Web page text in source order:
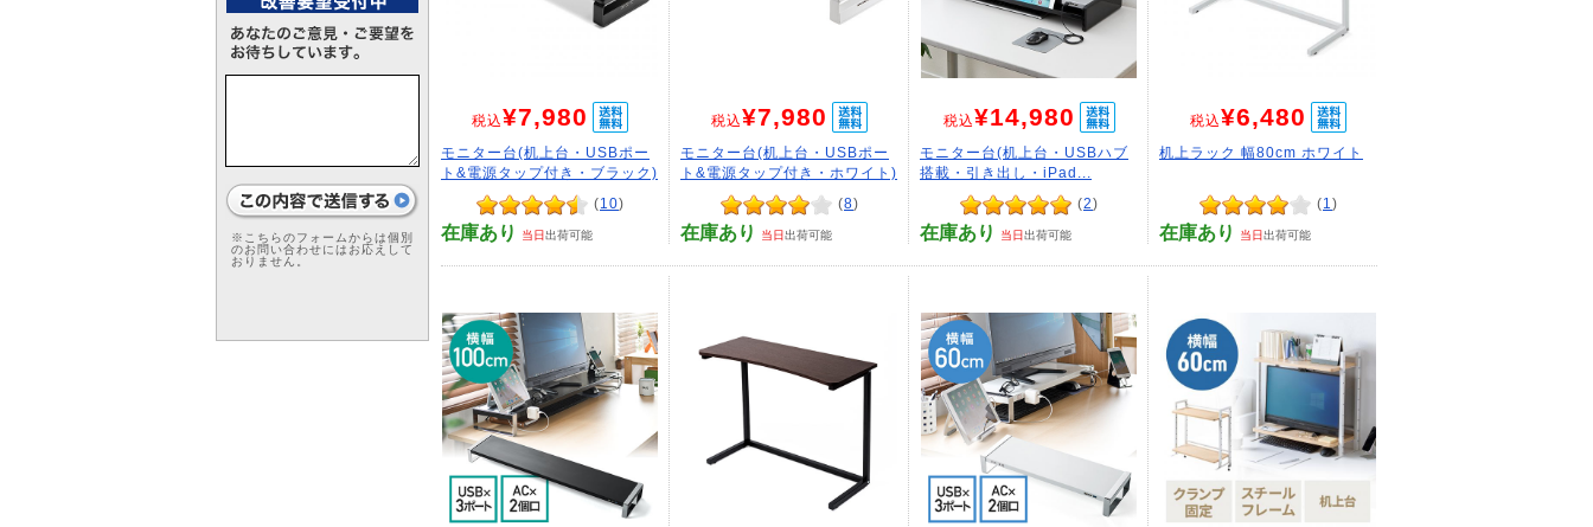
※こちらのフォームからは個別
のお問い合わせにはお応えして
おりません。
税込¥7,980
モニター台(机上台・USBポー
ト&電源タップ付き・ブラック)
(10)
在庫あり 当日出荷可能
税込¥7,980
モニター台(机上台・USBポー
ト&電源タップ付き・ホワイト)
(8)
在庫あり 当日出荷可能
税込¥14,980
モニター台(机上台・USBハブ
搭載・引き出し・iPad...
(2)
在庫あり 当日出荷可能
税込¥6,480
机上ラック 幅80cm ホワイト
(1 )
在庫あり 当日出荷可能